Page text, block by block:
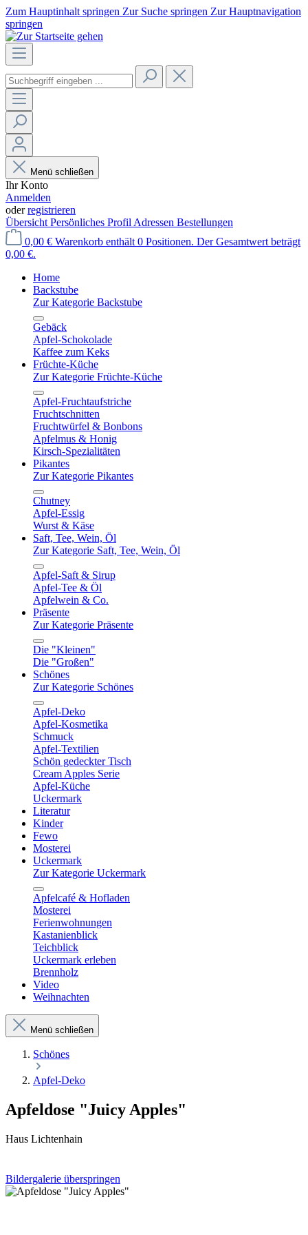
Zum Hauptinhalt springen Zur Suche springen Zur Hauptnavigation
springen
Menü schließen
Ihr Konto
Anmelden
oderregistrieren
Übersicht Persönliches Profil Adressen Bestellungen
0,00 € Warenkorb enthält 0 Positionen. Der Gesamtwert beträgt
0,00 €.
Home
Backstube
Zur Kategorie Backstube
Gebäck
Apfel-Schokolade
Kaffee zum Keks
Früchte-Küche
Zur Kategorie Früchte-Küche
Apfel-Fruchtaufstriche
Fruchtschnitten
Fruchtwürfel & Bonbons
Apfelmus & Honig
Kirsch-Spezialitäten
Pikantes
Zur Kategorie Pikantes
Chutney
Apfel-Essig
Wurst & Käse
Saft, Tee, Wein, Öl
Zur Kategorie Saft, Tee, Wein, Öl
Apfel-Saft & Sirup
Apfel-Tee & Öl
Apfelwein & Co.
Präsente
Zur Kategorie Präsente
Die "Kleinen"
Die "Großen"
Schönes
Zur Kategorie Schönes
Apfel-Deko
Apfel-Kosmetika
Schmuck
Apfel-Textilien
Schön gedeckter Tisch
Cream Apples Serie
Apfel-Küche
Uckermark
Literatur
Kinder
Fewo
Mosterei
Uckermark
Zur Kategorie Uckermark
Apfelcafé & Hofladen
Mosterei
Ferienwohnungen
Kastanienblick
Teichblick
Uckermark erleben
Brennholz
Video
Weihnachten
Menü schließen
Schönes
Apfel-Deko
Apfeldose "Juicy Apples"
Haus Lichtenhain
Bildergalerie überspringen